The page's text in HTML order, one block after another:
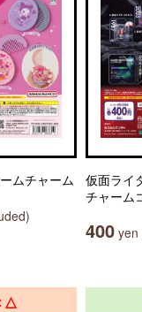
ムチャーム
仮面ライ
チャーム
400 yen
△